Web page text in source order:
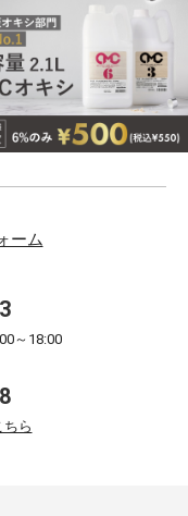
ーム
～18:00
ちら